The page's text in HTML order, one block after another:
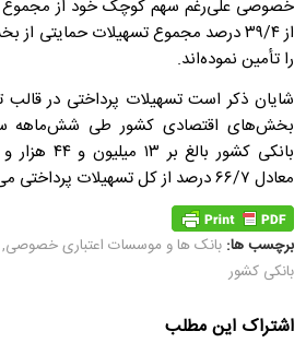
خصوصی علی‌رغم سهم کوچک خود از مجموع
از ۳۹/۴ درصد مجموع تسهیلات حمایتی
را تأمین نموده‌اند.
شایان ذکر است تسهیلات پرداختی در
بخش‌های اقتصادی کشور طی شش‌ماهه
معادل ۶۶/۷ درصد از کل تسهیلات پرداختی می باشد.
برچسب ها: بانک ها و موسسات اعتباری خصوصی
بانکی کشور
اشتراک این مطلب